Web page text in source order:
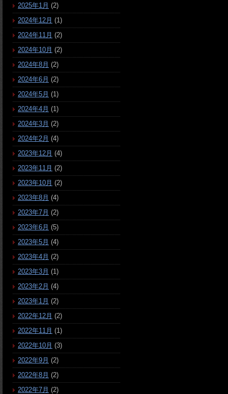
2025年1月 (2)
2024年12月 (1)
2024年11月 (2)
2024年10月 (2)
2024年8月 (2)
2024年6月 (2)
2024年5月 (1)
2024年4月 (1)
2024年3月 (2)
2024年2月 (4)
2023年12月 (4)
2023年11月 (2)
2023年10月 (2)
2023年8月 (4)
2023年7月 (2)
2023年6月 (5)
2023年5月 (4)
2023年4月 (2)
2023年3月 (1)
2023年2月 (4)
2023年1月 (2)
2022年12月 (2)
2022年11月 (1)
2022年10月 (3)
2022年9月 (2)
2022年8月 (2)
2022年7月 (2)